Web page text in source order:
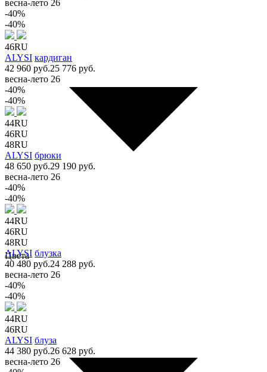
Цвета
весна-лето 26
-40%
-40%
46RU
ALYSI кардиган
42 960 руб.25 776 руб.
весна-лето 26
-40%
-40%
44RU
46RU
48RU
ALYSI брюки
48 650 руб.29 190 руб.
весна-лето 26
-40%
-40%
44RU
46RU
48RU
ALYSI блузка
40 480 руб.24 288 руб.
весна-лето 26
-40%
-40%
44RU
46RU
ALYSI блуза
44 380 руб.26 628 руб.
весна-лето 26